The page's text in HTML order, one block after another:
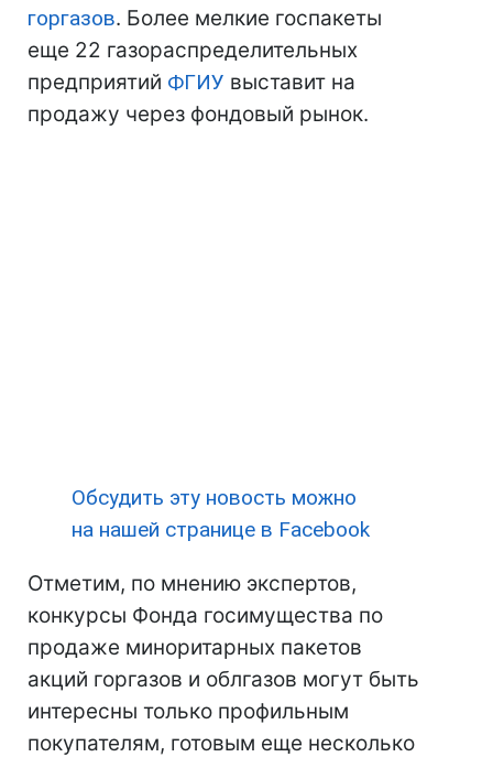
горгазов. Более мелкие госпакеты
еще 22 газораспределительных
предприятий ФГИУ выставит на
продажу через фондовый рынок.
Обсудить эту новость можно
на нашей странице в Facebook
Отметим, по мнению экспертов,
конкурсы Фонда госимущества по
продаже миноритарных пакетов
акций горгазов и облгазов могут быть
интересны только профильным
покупателям, готовым еще несколько